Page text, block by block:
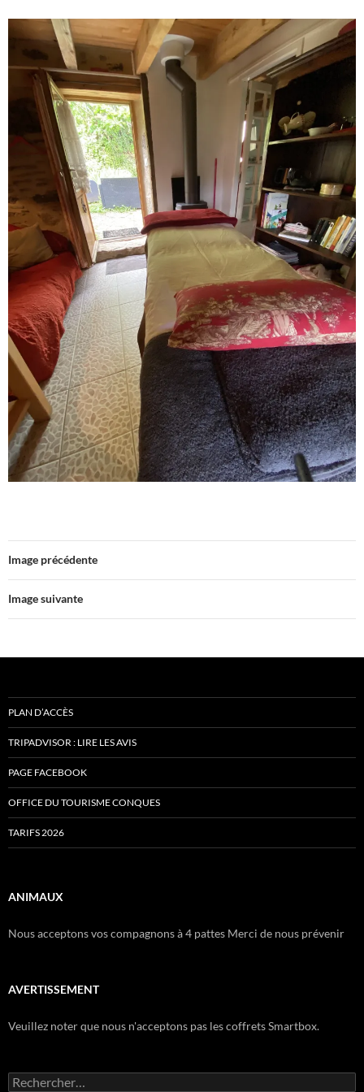
Image précédente
Image suivante
PLAN D’ACCÈS
TRIPADVISOR : LIRE LES AVIS
PAGE FACEBOOK
OFFICE DU TOURISME CONQUES
TARIFS 2026
ANIMAUX
Nous acceptons vos compagnons à 4 pattes Merci de nous prévenir
AVERTISSEMENT
Veuillez noter que nous n'acceptons pas les coffrets Smartbox.
Rechercher :